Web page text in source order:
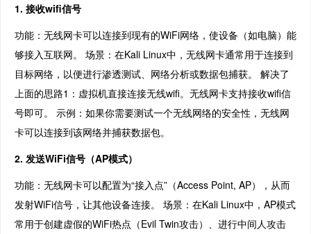
1. 接收wifi信号
功能：无线网卡可以连接到现有的WiFi网络，使设备（如电脑）能
够接入互联网。 场景：在Kali Linux中，无线网卡通常用于连接到
目标网络，以便进行渗透测试、网络分析或数据包捕获。 解决了
上面的思路1：虚拟机直接连接无线wifi。无线网卡支持接收wifi信
号即可。 示例：如果你需要测试一个无线网络的安全性，无线网
卡可以连接到该网络并捕获数据包。
2. 发送WiFi信号（AP模式）
功能：无线网卡可以配置为“接入点”（Access Point, AP），从而
发射WiFi信号，让其他设备连接。 场景：在Kali Linux中，AP模式
常用于创建虚假的WiFi热点（Evil Twin攻击）、进行中间人攻击